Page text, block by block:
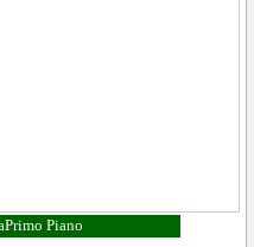
Primo Piano